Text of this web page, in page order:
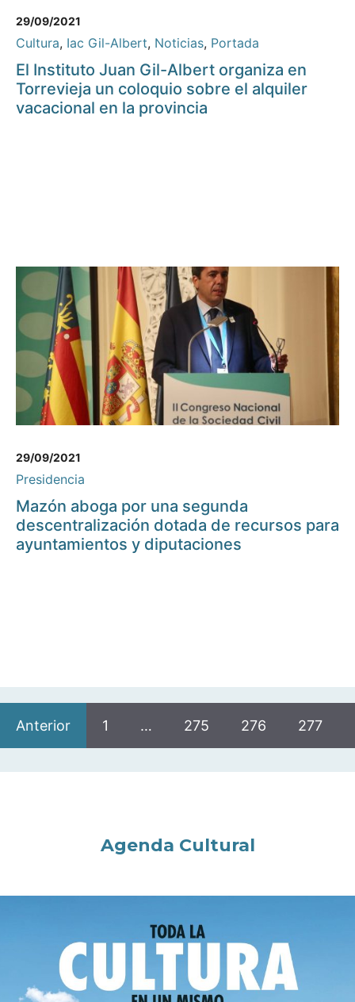
29/09/2021
Cultura, Iac Gil-Albert, Noticias, Portada
El Instituto Juan Gil-Albert organiza en
Torrevieja un coloquio sobre el alquiler
vacacional en la provincia
29/09/2021
Presidencia
Mazón aboga por una segunda
descentralización dotada de recursos para
ayuntamientos y diputaciones
Anterior 1 … 275 276 277
Agenda Cultural